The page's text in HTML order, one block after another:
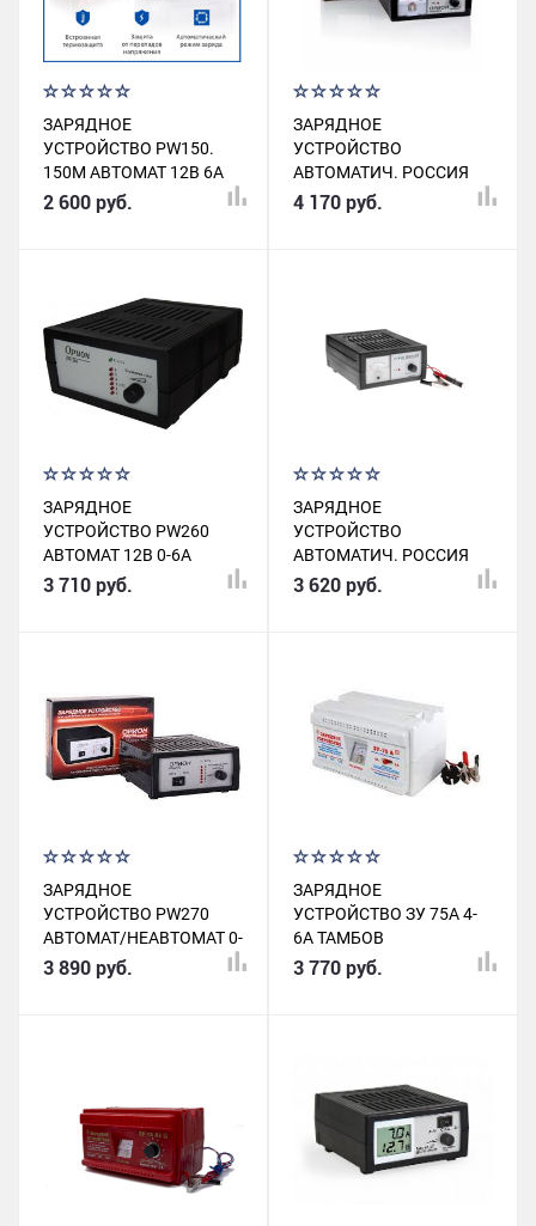
ЗАРЯДНОЕ
УСТРОЙСТВО PW150.
150M АВТОМАТ 12В 6А
2 600 руб.
ЗАРЯДНОЕ
УСТРОЙСТВО
АВТОМАТИЧ. РОССИЯ
PW506CA
4 170 руб.
ЗАРЯДНОЕ
УСТРОЙСТВО PW260
АВТОМАТ 12В 0-6А
3 710 руб.
ЗАРЯДНОЕ
УСТРОЙСТВО
АВТОМАТИЧ. РОССИЯ
PW265
3 620 руб.
ЗАРЯДНОЕ
УСТРОЙСТВО PW270
АВТОМАТ/НЕАВТОМАТ 0-
6А
3 890 руб.
ЗАРЯДНОЕ
УСТРОЙСТВО ЗУ 75А 4-
6А ТАМБОВ
3 770 руб.